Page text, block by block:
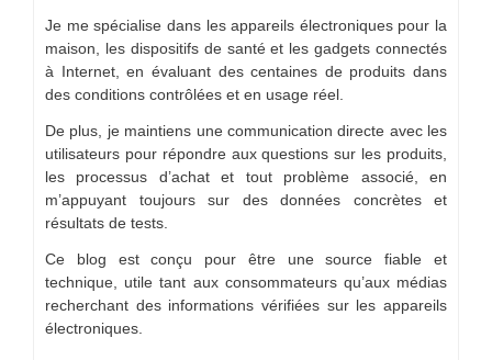
Je me spécialise dans les appareils électroniques pour la
maison, les dispositifs de santé et les gadgets connectés
à Internet, en évaluant des centaines de produits dans
des conditions contrôlées et en usage réel.
De plus, je maintiens une communication directe avec les
utilisateurs pour répondre aux questions sur les produits,
les processus d’achat et tout problème associé, en
m’appuyant toujours sur des données concrètes et
résultats de tests.
Ce blog est conçu pour être une source fiable et
technique, utile tant aux consommateurs qu’aux médias
recherchant des informations vérifiées sur les appareils
électroniques.